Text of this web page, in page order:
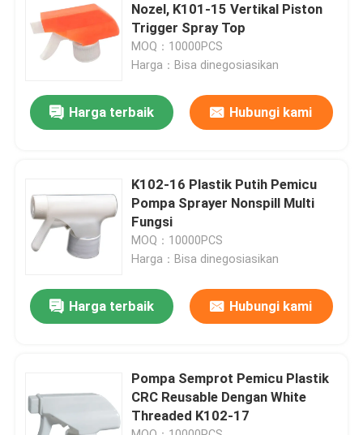
Produk
Tentang Kami
Tur Pabrik
Hubungi Kami
Kasus
Penyemprot Pompa Parfum
Penyemprot Pompa Pemicu
Nozel, K101-15 Vertikal Piston
Trigger Spray Top
MOQ：10000PCS
Harga：Bisa dinegosiasikan
Harga terbaik Hubungi kami
K102-16 Plastik Putih Pemicu
Pompa Sprayer Nonspill Multi
Fungsi
MOQ：10000PCS
Harga：Bisa dinegosiasikan
Harga terbaik Hubungi kami
Pompa Semprot Pemicu Plastik
CRC Reusable Dengan White
Threaded K102-17